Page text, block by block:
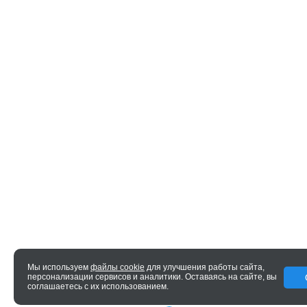
Мы используем файлы cookie для улучшения работы сайта,
персонализации сервисов и аналитики. Оставаясь на сайте, вы
соглашаетесь с их использованием.
© 2005—2026 ENTERO
0.018 сек.